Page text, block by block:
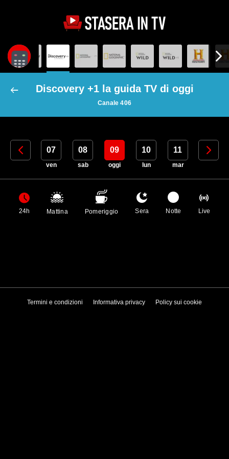
Discovery +1 la guida TV di oggi
Canale 406
06 07
ven
08
sab
09
oggi
10
lun
11
mar
12
24h Mattina Pomeriggio Sera Notte Live
Termini e condizioni Informativa privacy Policy sui cookie